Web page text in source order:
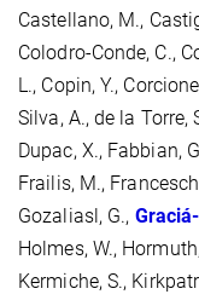
Castellano, M.,
Colodro-Conde, C.,
L., Copin, Y.,
Silva, A., de la Torre,
Dupac, X., Fabbian,
Frailis, M.,
Gozaliasl, G.,
Holmes, W.,
Kermiche, S.,